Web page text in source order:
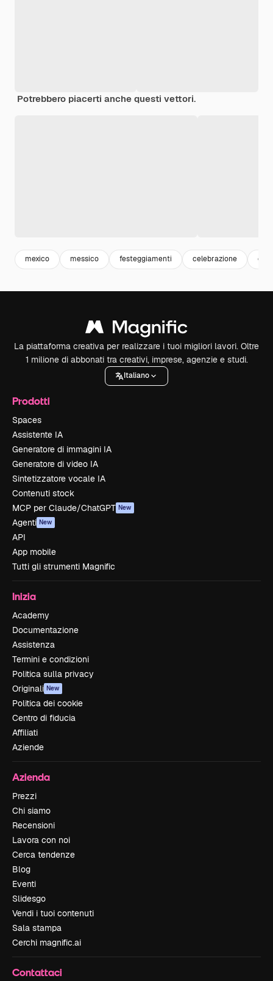
Potrebbero piacerti anche questi vettori.
mexico messico festeggiamenti celebrazione
La piattaforma creativa per realizzare i tuoi migliori lavori. Oltre
1 milione di abbonati tra creativi, imprese, agenzie e studi.
Italiano
Prodotti
Spaces
Assistente IA
Generatore di immagini IA
Generatore di video IA
Sintetizzatore vocale IA
Contenuti stock
MCP per Claude/ChatGPT New
Agenti New
API
App mobile
Tutti gli strumenti Magnific
Inizia
Academy
Documentazione
Assistenza
Termini e condizioni
Politica sulla privacy
Originali New
Politica dei cookie
Centro di fiducia
Affiliati
Aziende
Azienda
Prezzi
Chi siamo
Recensioni
Lavora con noi
Cerca tendenze
Blog
Eventi
Slidesgo
Vendi i tuoi contenuti
Sala stampa
Cerchi magnific.ai
Contattaci